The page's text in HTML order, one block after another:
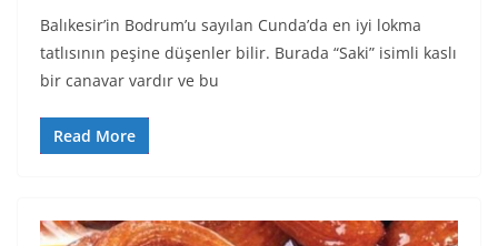
Balıkesir’in Bodrum’u sayılan Cunda’da en iyi lokma
tatlısının peşine düşenler bilir. Burada “Saki” isimli kaslı
bir canavar vardır ve bu
Read More